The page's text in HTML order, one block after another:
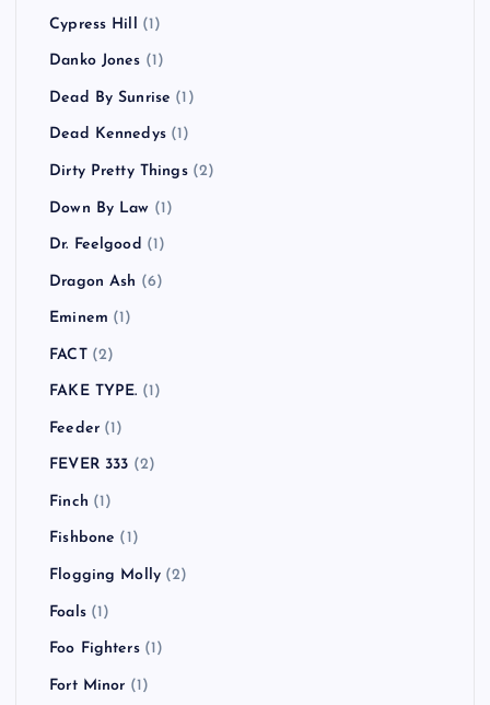
Cypress Hill (1)
Danko Jones (1)
Dead By Sunrise (1)
Dead Kennedys(1)
Dirty Pretty Things(2)
Down By Law (1)
Dr. Feelgood (1)
Dragon Ash (6)
Eminem (1)
FACT(2)
FAKE TYPE. (1)
Feeder(1)
FEVER 333 (2)
Finch (1)
Fishbone (1)
Flogging Molly (2)
Foals(1)
Foo Fighters(1)
Fort Minor (1)